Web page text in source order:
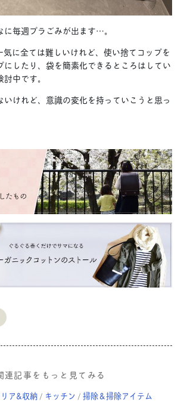
に毎週プラごみが出ます…。
気に全ては難しいけれど、使い捨てコップを
にしたり、袋を簡素化できるところはしてい
中です。
いけれど、意識の変化を持っていこうと思っ
連記事をもっと見てみる
ア&収納 / キッチン / 掃除＆掃除アイテム